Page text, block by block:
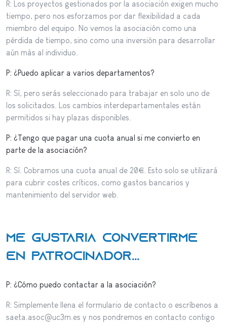
R: Los proyectos gestionados por la asociación exigen mucho
tiempo, pero nos esforzamos por dar flexibilidad a cada
miembro del equipo. No vemos la asociación como una
pérdida de tiempo, sino como una inversión para desarrollar
aún más al individuo.
P: ¿Puedo aplicar a varios departamentos?
R: Sí, pero serás seleccionado para trabajar en solo uno de
los solicitados. Los cambios interdepartamentales están
permitidos si hay plazas disponibles.
P: ¿Tengo que pagar una cuota anual si me convierto en
parte de la asociación?
R: Sí. Cobramos una cuota anual de 20€. Esto solo se utilizará
para cubrir costes críticos, como gastos bancarios y
mantenimiento del servidor web.
Me gustaría convertirme
en patrocinador...
P: ¿Cómo puedo contactar a la asociación?
R: Simplemente llena el formulario de contacto o escríbenos a
saeta.asoc@uc3m.es y nos pondremos en contacto contigo